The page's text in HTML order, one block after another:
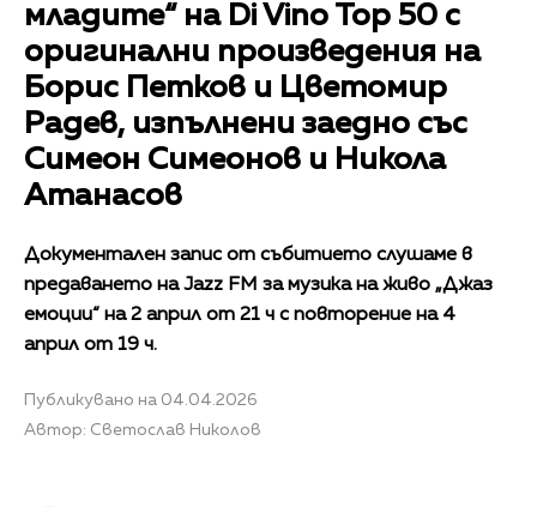
младите“ на Di Vino Top 50 с
оригинални произведения на
Борис Петков и Цветомир
Радев, изпълнени заедно със
Симеон Симеонов и Никола
Атанасов
Документален запис от събитието слушаме в
предаването на Jazz FM за музика на живо „Джаз
емоции“ на 2 април от 21 ч с повторение на 4
април от 19 ч.
Публикувано на 04.04.2026
Автор: Светослав Николов